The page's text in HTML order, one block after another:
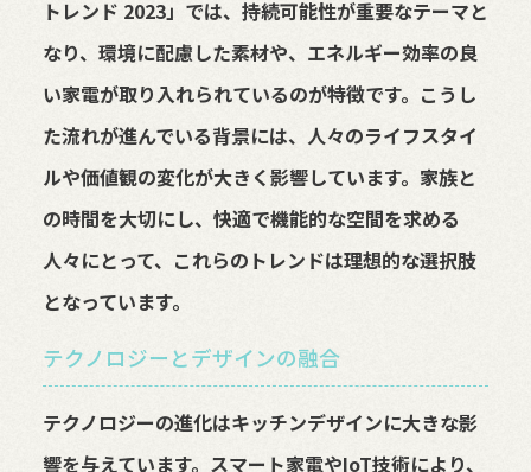
トレンド 2023」では、持続可能性が重要なテーマと
なり、環境に配慮した素材や、エネルギー効率の良
い家電が取り入れられているのが特徴です。こうし
た流れが進んでいる背景には、人々のライフスタイ
ルや価値観の変化が大きく影響しています。家族と
の時間を大切にし、快適で機能的な空間を求める
人々にとって、これらのトレンドは理想的な選択肢
となっています。
テクノロジーとデザインの融合
テクノロジーの進化はキッチンデザインに大きな影
響を与えています。スマート家電やIoT技術により、